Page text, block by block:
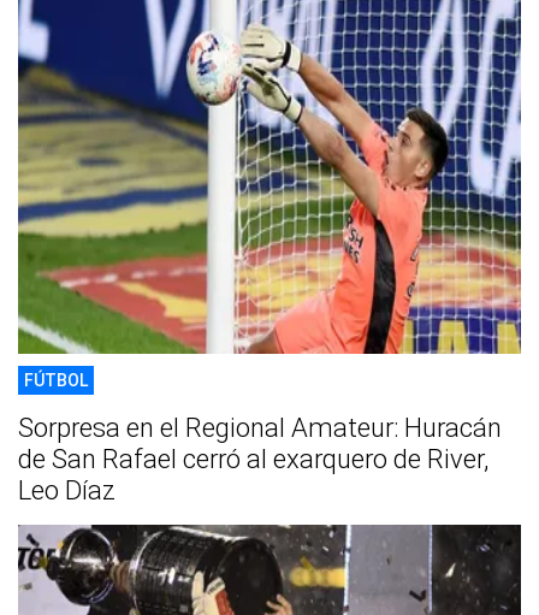
FÚTBOL
Sorpresa en el Regional Amateur: Huracán
de San Rafael cerró al exarquero de River,
Leo Díaz